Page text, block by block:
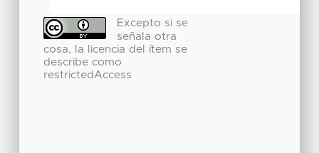
Excepto si se
señala otra
cosa, la licencia del ítem se
describe como
restrictedAccess